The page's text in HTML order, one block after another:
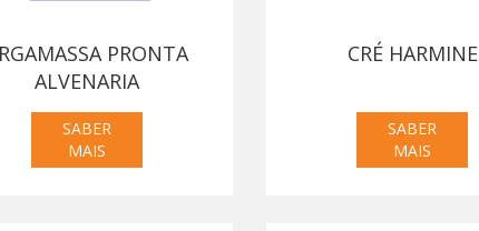
PRONTA
ALVENARIA
SABER
MAIS
CRÉ HARMINE
SABER
MAIS